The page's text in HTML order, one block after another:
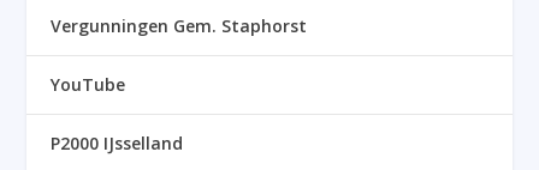
Vergunningen Gem. Staphorst
YouTube
P2000 IJsselland